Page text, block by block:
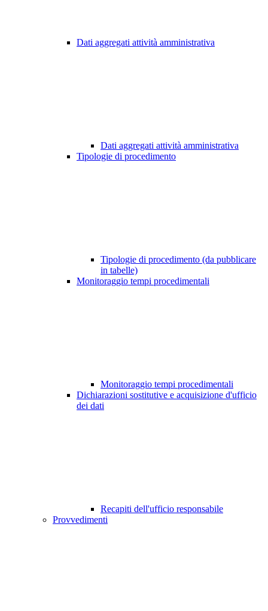
Dati aggregati attività amministrativa
Dati aggregati attività amministrativa
Tipologie di procedimento
Tipologie di procedimento (da pubblicare
in tabelle)
Monitoraggio tempi procedimentali
Monitoraggio tempi procedimentali
Dichiarazioni sostitutive e acquisizione d'ufficio
dei dati
Recapiti dell'ufficio responsabile
Provvedimenti